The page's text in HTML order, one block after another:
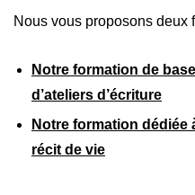
Nous vous proposons deux
Notre formation de
d’ateliers d’écriture
Notre formation dédiée
récit de vie